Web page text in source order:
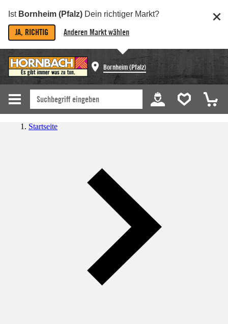
Ist Bornheim (Pfalz) Dein richtiger Markt?
JA, RICHTIG Anderen Markt wählen
Bornheim (Pfalz)
Startseite